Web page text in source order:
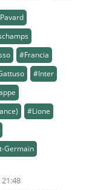
#Francia
#Inter
#Lione
Germain